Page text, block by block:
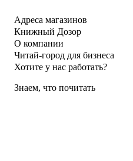
Адреса магазинов
Книжный Дозор
О компании
Читай-город для бизнеса
Хотите у нас работать?
Знаем, что почитать